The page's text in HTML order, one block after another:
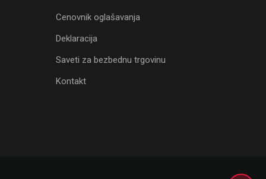
Cenovnik oglašavanja
Deklaracija
Saveti za bezbednu trgovinu
Kontakt